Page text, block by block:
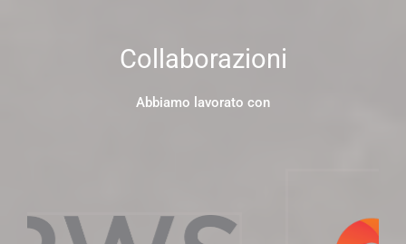
Collaborazioni
Abbiamo lavorato con